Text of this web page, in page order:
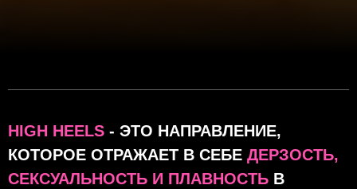
HIGH HEELS - ЭТО НАПРАВЛЕНИЕ,
КОТОРОЕ ОТРАЖАЕТ В СЕБЕ ДЕРЗОСТЬ,
СЕКСУАЛЬНОСТЬ И ПЛАВНОСТЬ В